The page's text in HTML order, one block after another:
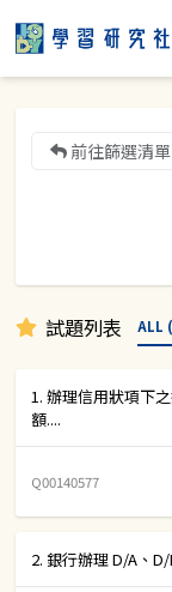
前往篩選清單
試題列表 ALL
1. 辦理信用狀項下
額....
Q00140577
2. 銀行辦理 D/A、